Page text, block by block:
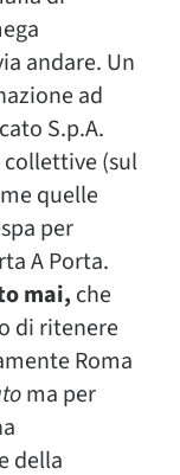
andare. Un
ad
S.p.A.
(sul
quelle
per
A Porta.
mai, che
di ritenere
Roma
ma per
della